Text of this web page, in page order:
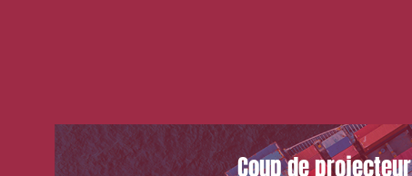
Coup de projecteur